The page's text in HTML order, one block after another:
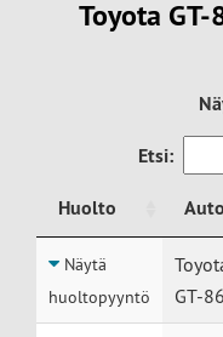
Toyota
Etsi:
Huolto Auto
Huolto
Auto
Näytä
huoltopyyntö
GT-86